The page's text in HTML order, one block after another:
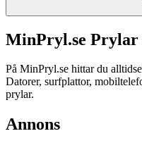
MinPryl.se
På MinPryl.se hittar du
Datorer, surfplattor,
prylar.
Annons